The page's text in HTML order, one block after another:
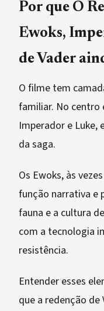
Por que O
Ewoks,
de Vader
O filme tem
familiar. No centro
Imperador e
da saga.
Os Ewoks, às
função narrativa e
fauna e a cultura
com a tecnologia
resistência.
Entender esses
que a redenção de